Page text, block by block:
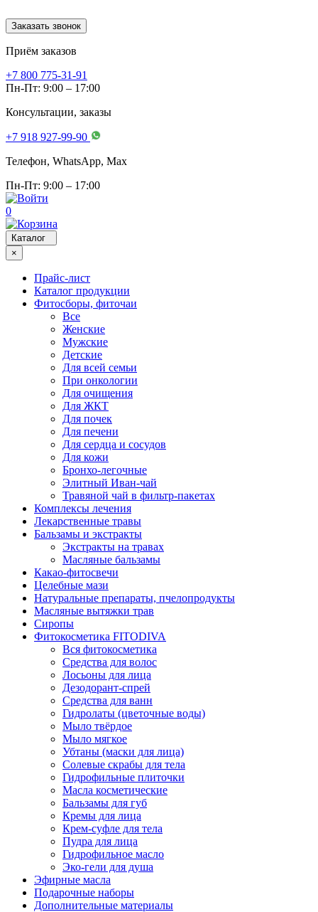
Заказать звонок
Приём заказов
+7 800 775-31-91
Пн-Пт: 9:00 – 17:00
Консультации, заказы
+7 918 927-99-90
Телефон, WhatsApp, Мах
Пн-Пт: 9:00 – 17:00
0
Каталог
×
Прайс-лист
Каталог продукции
Фитосборы, фиточаи
Все
Женские
Мужские
Детские
Для всей семьи
При онкологии
Для очищения
Для ЖКТ
Для почек
Для печени
Для сердца и сосудов
Для кожи
Бронхо-легочные
Элитный Иван-чай
Травяной чай в фильтр-пакетах
Комплексы лечения
Лекарственные травы
Бальзамы и экстракты
Экстракты на травах
Масляные бальзамы
Какао-фитосвечи
Целебные мази
Натуральные препараты, пчелопродукты
Масляные вытяжки трав
Сиропы
Фитокосметика FITODIVA
Вся фитокосметика
Средства для волос
Лосьоны для лица
Дезодорант-спрей
Средства для ванн
Гидролаты (цветочные воды)
Мыло твёрдое
Мыло мягкое
Убтаны (маски для лица)
Солевые скрабы для тела
Гидрофильные плиточки
Масла косметические
Бальзамы для губ
Кремы для лица
Крем-суфле для тела
Пудра для лица
Гидрофильное масло
Эко-гели для душа
Эфирные масла
Подарочные наборы
Дополнительные материалы